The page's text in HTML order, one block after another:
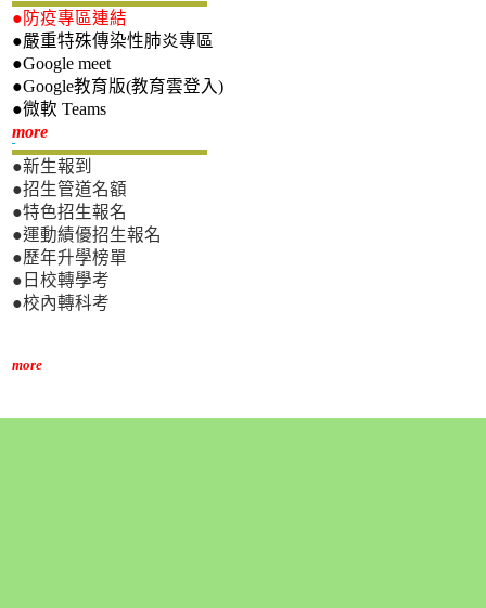
●防疫專區連結
●嚴重特殊傳染性肺炎專區
●Google meet
●Google教育版(教育雲登入)
●微軟 Teams
more新生專區
●新生報到
●招生管道名額
●特色招生報名
●運動績優招生報名
●歷年升學榜單
●日校轉學考
●校內轉科考
more